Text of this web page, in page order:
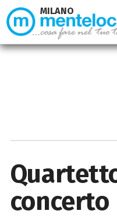
concerto
MILANO